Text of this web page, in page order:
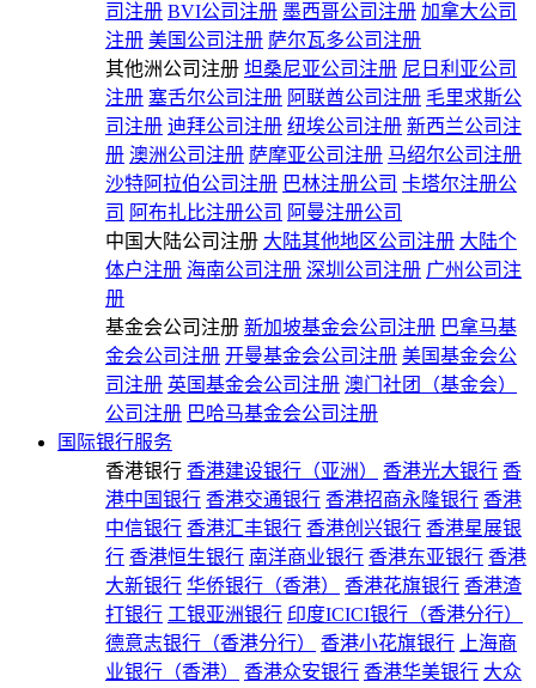
司注册 BVI公司注册 墨西哥公司注册 加拿大公司
注册 美国公司注册 萨尔瓦多公司注册
其他洲公司注册 坦桑尼亚公司注册 尼日利亚公司
注册 塞舌尔公司注册 阿联酋公司注册 毛里求斯公
司注册 迪拜公司注册 纽埃公司注册 新西兰公司注
册 澳洲公司注册 萨摩亚公司注册 马绍尔公司注册
沙特阿拉伯公司注册 巴林注册公司 卡塔尔注册公
司 阿布扎比注册公司 阿曼注册公司
中国大陆公司注册 大陆其他地区公司注册 大陆个
体户注册 海南公司注册 深圳公司注册 广州公司注
册
基金会公司注册 新加坡基金会公司注册 巴拿马基
金会公司注册 开曼基金会公司注册 美国基金会公
司注册 英国基金会公司注册 澳门社团（基金会）
公司注册 巴哈马基金会公司注册
国际银行服务
香港银行 香港建设银行（亚洲） 香港光大银行 香
港中国银行 香港交通银行 香港招商永隆银行 香港
中信银行 香港汇丰银行 香港创兴银行 香港星展银
行 香港恒生银行 南洋商业银行 香港东亚银行 香港
大新银行 华侨银行（香港） 香港花旗银行 香港渣
打银行 工银亚洲银行 印度ICICI银行（香港分行）
德意志银行（香港分行）
香港小花旗银行
上海商
业银行（香港）
香港众安银行 香港华美银行 大众